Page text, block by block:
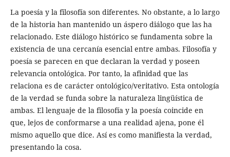
La poesía y la filosofía son diferentes. No obstante, a lo largo
de la historia han mantenido un áspero diálogo que las ha
relacionado. Este diálogo histórico se fundamenta sobre la
existencia de una cercanía esencial entre ambas. Filosofía y
poesía se parecen en que declaran la verdad y poseen
relevancia ontológica. Por tanto, la afinidad que las
relaciona es de carácter ontológico/veritativo. Esta ontología
de la verdad se funda sobre la naturaleza lingüística de
ambas. El lenguaje de la filosofía y la poesía coincide en
que, lejos de conformarse a una realidad ajena, pone él
mismo aquello que dice. Así es como manifiesta la verdad,
presentando la cosa.